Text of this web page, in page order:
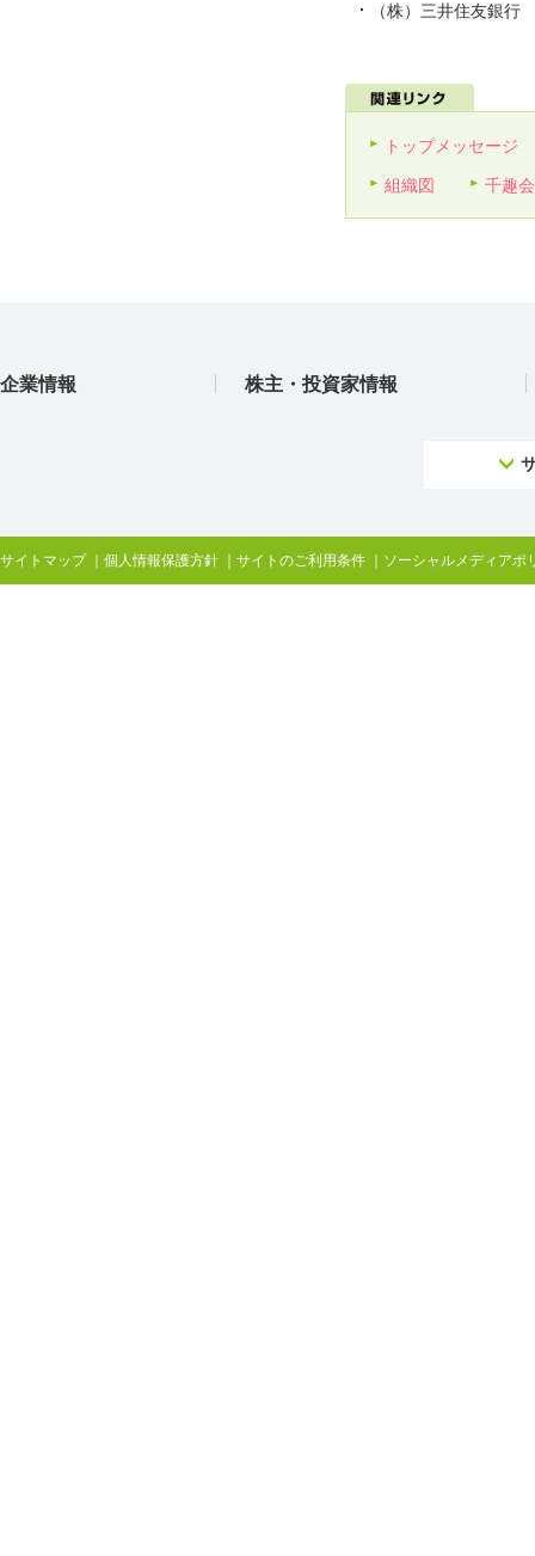
（株）三井住友銀行
トップメッセージ
組織図 千趣
企業情報 株主・投資家情報
サイトマップ 個人情報保護方針 サイトのご利用条件 ソーシャルメディアポ